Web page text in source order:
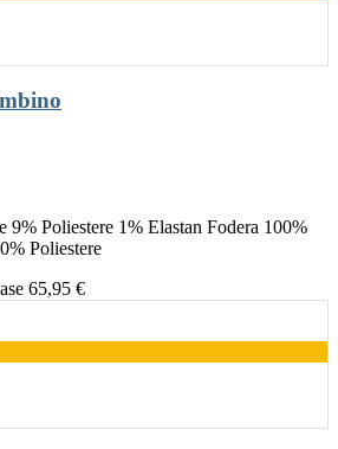
9% Poliestere 1% Elastan Fodera 100%
Poliestere
65,95 €